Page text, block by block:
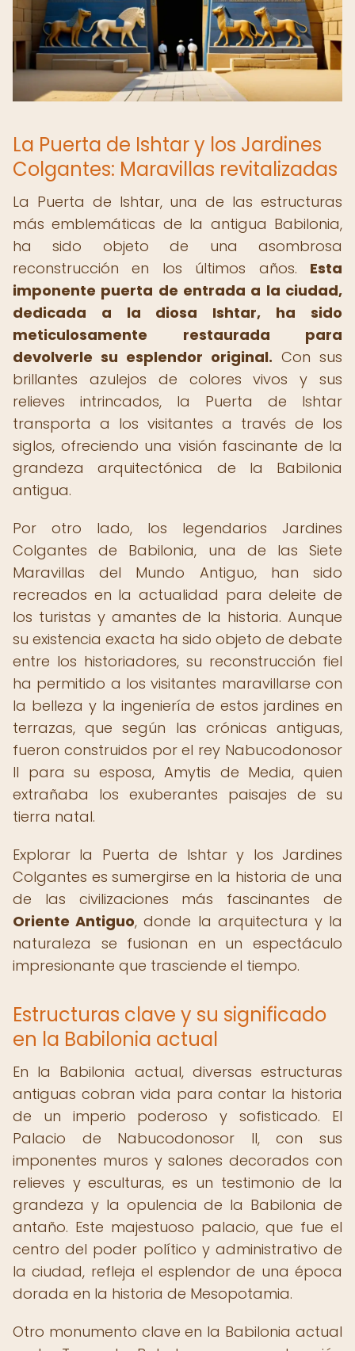
La Puerta de Ishtar y los Jardines
Colgantes: Maravillas revitalizadas
La Puerta de Ishtar, una de las estructuras
más emblemáticas de la antigua Babilonia,
ha sido objeto de una asombrosa
reconstrucción en los últimos años. Esta
imponente puerta de entrada a la ciudad,
dedicada a la diosa Ishtar, ha sido
meticulosamente restaurada para
devolverle su esplendor original. Con sus
brillantes azulejos de colores vivos y sus
relieves intrincados, la Puerta de Ishtar
transporta a los visitantes a través de los
siglos, ofreciendo una visión fascinante de la
grandeza arquitectónica de la Babilonia
antigua.
Por otro lado, los legendarios Jardines
Colgantes de Babilonia, una de las Siete
Maravillas del Mundo Antiguo, han sido
recreados en la actualidad para deleite de
los turistas y amantes de la historia. Aunque
su existencia exacta ha sido objeto de debate
entre los historiadores, su reconstrucción fiel
ha permitido a los visitantes maravillarse con
la belleza y la ingeniería de estos jardines en
terrazas, que según las crónicas antiguas,
fueron construidos por el rey Nabucodonosor
II para su esposa, Amytis de Media, quien
extrañaba los exuberantes paisajes de su
tierra natal.
Explorar la Puerta de Ishtar y los Jardines
Colgantes es sumergirse en la historia de una
de las civilizaciones más fascinantes de
Oriente Antiguo, donde la arquitectura y la
naturaleza se fusionan en un espectáculo
impresionante que trasciende el tiempo.
Estructuras clave y su significado
en la Babilonia actual
En la Babilonia actual, diversas estructuras
antiguas cobran vida para contar la historia
de un imperio poderoso y sofisticado. El
Palacio de Nabucodonosor II, con sus
imponentes muros y salones decorados con
relieves y esculturas, es un testimonio de la
grandeza y la opulencia de la Babilonia de
antaño. Este majestuoso palacio, que fue el
centro del poder político y administrativo de
la ciudad, refleja el esplendor de una época
dorada en la historia de Mesopotamia.
Otro monumento clave en la Babilonia actual